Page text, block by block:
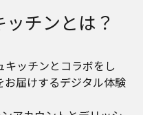
チンとは？
キッチンとコラボをし
届けするデジタル体験